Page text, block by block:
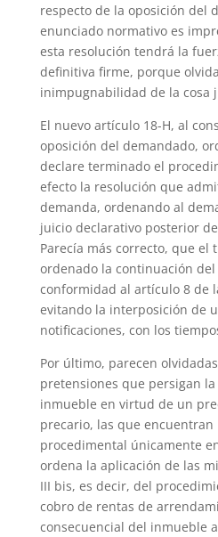
respecto de la oposición del
enunciado normativo es
esta resolución tendrá la
definitiva firme, porque
inimpugnabilidad de la cosa
El nuevo artículo 18-H, al
oposición del demandado,
declare terminado el
efecto la resolución que
demanda, ordenando al
juicio declarativo posterior
Parecía más correcto, que el
ordenado la continuación
conformidad al artículo 8 de
evitando la interposición de
notificaciones, con los
Por último, parecen
pretensiones que persigan
inmueble en virtud de un
precario, las que encuentran
procedimental únicamente
ordena la aplicación de las
III bis, es decir, del
cobro de rentas de
consecuencial del inmueble